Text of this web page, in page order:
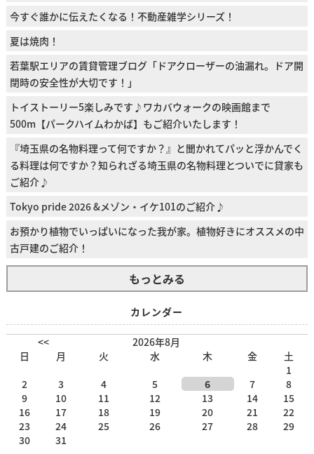
今すぐ誰かに伝えたくなる！不動産雑学シリーズ！
夏は焼肉！
若葉駅エリアの賃貸管理ブログ「ドアクローザーの油漏れ。ドア開
閉時の安全性が大切です！」
トイストーリー5楽しみです♪ワカバウォークの映画館まで
500m【パークハイムわかば】もご紹介いたします！
『埼玉県の名物料理って何ですか？』と聞かれてパッと浮かんでく
る料理は何ですか？知られざる埼玉県の名物料理とついでに貸家も
ご紹介♪
Tokyo pride 2026 &メゾン・イケ101のご紹介♪
お預かり植物でいっぱいになった我が家。植物好きにオススメの中
古戸建のご紹介！
もっとみる
カレンダー
<<
2026年8月
日
月 火 水 木 金
土
1
2
3 4 5 6 7
8
9
10 11 12 13 14
15
16
17 18 19 20 21
22
23
24 25 26 27 28
29
30
31